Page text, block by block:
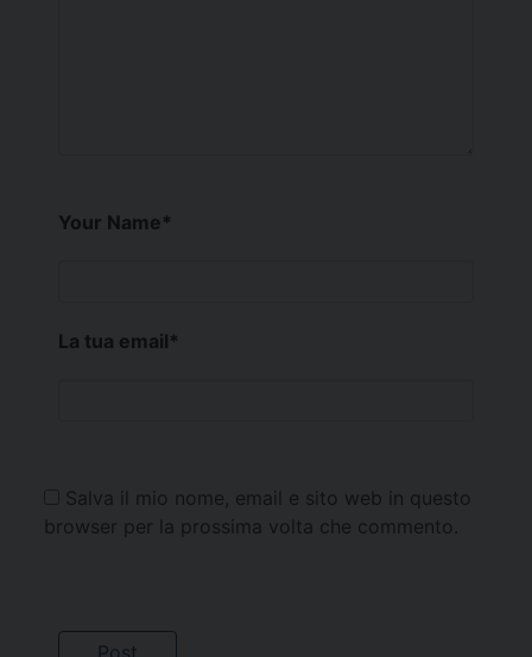
Your Name*
La tua email*
Salva il mio nome, email e sito web in questo
browser per la prossima volta che commento.